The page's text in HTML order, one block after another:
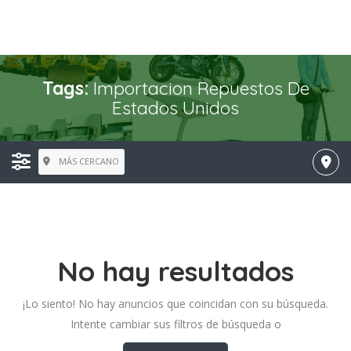
Tags:Importacion Repuestos De
Estados Unidos
MÁS CERCANO
No hay resultados
¡Lo siento! No hay anuncios que coincidan con su búsqueda.
Intente cambiar sus filtros de búsqueda o